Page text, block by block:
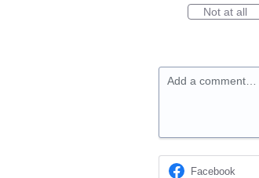
Not at all
Add a comment…
Facebook